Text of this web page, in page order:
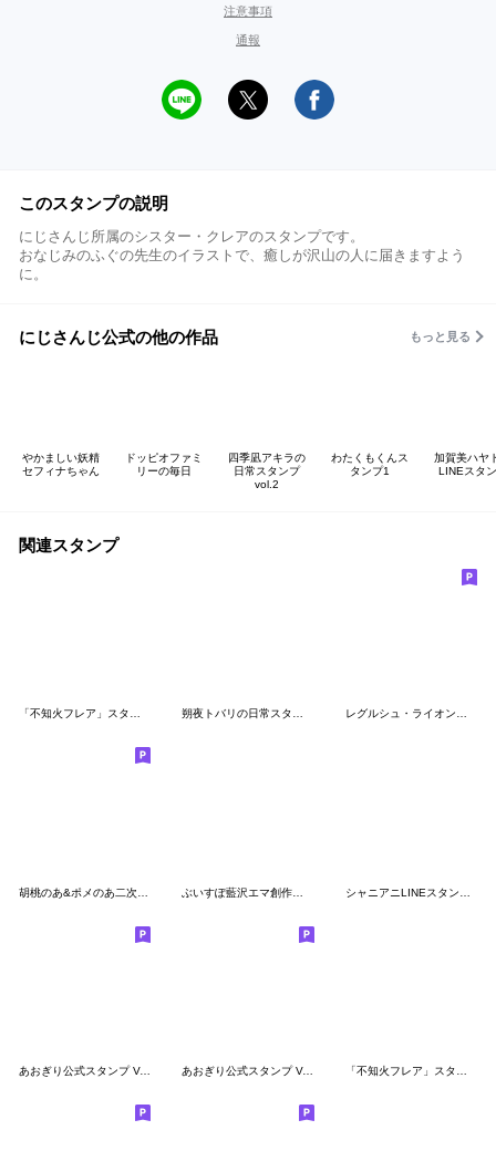
注意事項
通報
このスタンプの説明
にじさんじ所属のシスター・クレアのスタンプです。
おなじみのふぐの先生のイラストで、癒しが沢山の人に届きますよう
に。
にじさんじ公式の他の作品 もっと見る
やかましい妖精
セフィナちゃん
ドッピオファミ
リーの毎日
四季凪アキラの
日常スタンプ
vol.2
わたくもくんス
タンプ1
加賀美ハヤ
LINEスタ
関連スタンプ
「不知火フレア」スタンプVol.2 朔夜トバリの日常スタンプ レグルシュ・ライオンハートスタンプ
あおぎり公式スタンプ Vol.1 ※再販です あおぎり公式スタンプ Vol.2 ※再販です